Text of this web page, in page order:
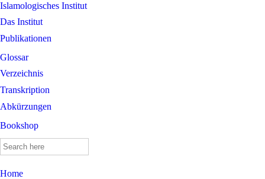
Islamologisches Institut
Das Institut
Publikationen
Glossar
Verzeichnis
Transkription
Abkürzungen
Bookshop
Search
for:
Home